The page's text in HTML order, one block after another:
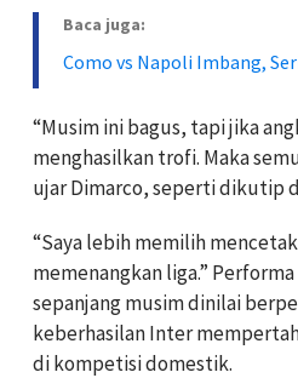
Baca juga:
Como vs Napoli Imbang,
“Musim ini bagus, tapi jika
menghasilkan trofi. Maka
ujar Dimarco, seperti dikutip
“Saya lebih memilih
memenangkan liga.”
sepanjang musim dinilai
keberhasilan Inter
di kompetisi domestik.